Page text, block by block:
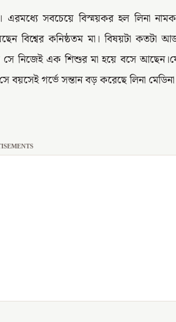
এরমধ্যে সবচেয়ে বিস্ময়কর হল লিনা
বিশ্বের কনিষ্ঠতম মা। বিষয়টা কতটা
নিজেই এক শিশুর মা হয়ে বসে
গর্ভে সন্তান বড় করেছে লিনা